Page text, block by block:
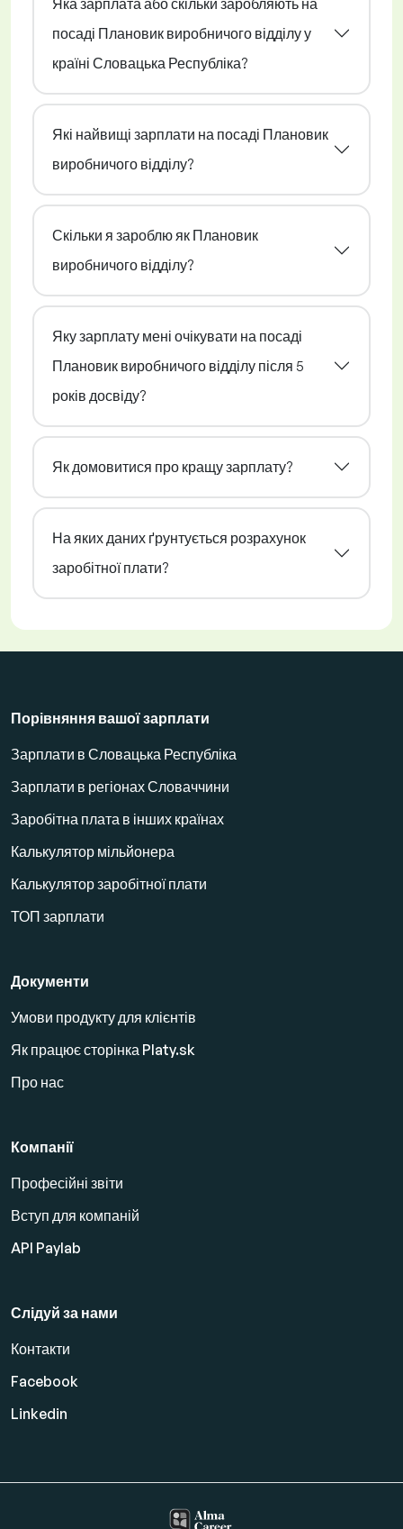
посаді Плановик виробничого відділу у
країні Словацька Республіка?
Які найвищі зарплати на посаді Плановик
виробничого відділу?
Скільки я зароблю як Плановик
виробничого відділу?
Яку зарплату мені очікувати на посаді
Плановик виробничого відділу після 5
років досвіду?
Як домовитися про кращу зарплату?
На яких даних ґрунтується розрахунок
заробітної плати?
Порівняння вашої зарплати
Зарплати в Словацька Республіка
Зарплати в регіонах Словаччини
Заробітна плата в інших країнах
Калькулятор мільйонера
Калькулятор заробітної плати
ТОП зарплати
Документи
Умови продукту для клієнтів
Як працює сторінка Platy.sk
Про нас
Компанії
Професійні звіти
Вступ для компаній
API Paylab
Слідуй за нами
Контакти
Facebook
Linkedin